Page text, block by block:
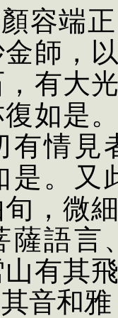
容端
師，
有大
如是
有情見
是。又
，微
薩語言
有其
音和